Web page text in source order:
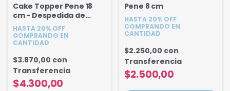
Cake Topper Pene 18
cm - Despedida de
Soltera
HASTA 20% OFF
COMPRANDO EN
CANTIDAD
$4.300,00
$3.870,00 con
Transferencia
Pene 8 cm
HASTA 20% OFF
COMPRANDO EN
CANTIDAD
$2.500,00
$2.250,00 con
Transferencia